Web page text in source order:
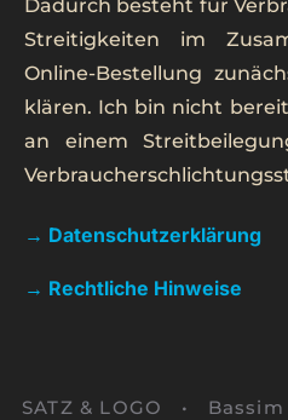
Dadurch besteht für
Streitigkeiten im
Online-Bestellung
klären. Ich bin nicht
an einem
→ Datenschutzerklärung
→ Rechtliche Hinweise
SATZ & LOGO • Bassim